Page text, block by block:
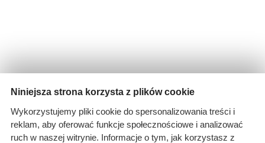
Wyniki wyszukiwania
1 informacja dla
Branże: Medyczna
Niniejsza strona korzysta z plików cookie
Wykorzystujemy pliki cookie do spersonalizowania treści i
reklam, aby oferować funkcje społecznościowe i analizować
ruch w naszej witrynie. Informacje o tym, jak korzystasz z